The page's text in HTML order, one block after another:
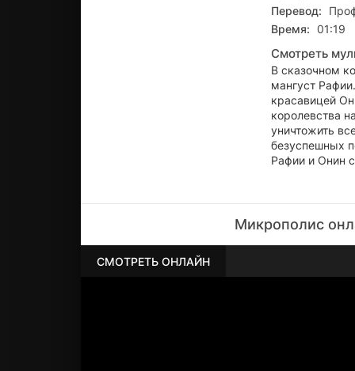
Перевод:
Время: 01:19
Смотреть
В сказочном
мангуст
красавицей
королевства
уничтожить
безуспешных
Рафии и Онин
Микрополис
СМОТРЕТЬ ОНЛАЙН